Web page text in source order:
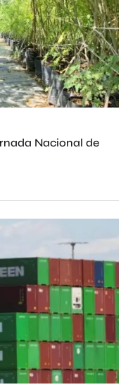
Nacional de